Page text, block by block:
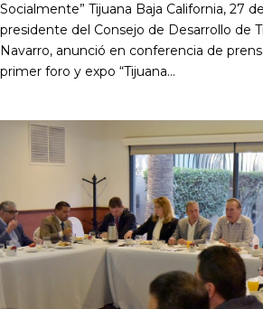
Socialmente” Tijuana Baja California, 27
presidente del Consejo de Desarrollo de
Navarro, anunció en conferencia de
primer foro y expo “Tijuana...